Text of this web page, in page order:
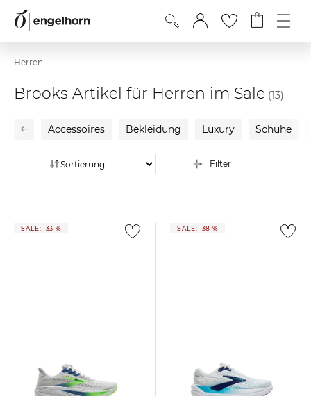
Herren
Brooks Artikel für Herren im Sale (13)
Accessoires Bekleidung Luxury Schuhe
Filter
SALE: -33 % SALE: -38 %